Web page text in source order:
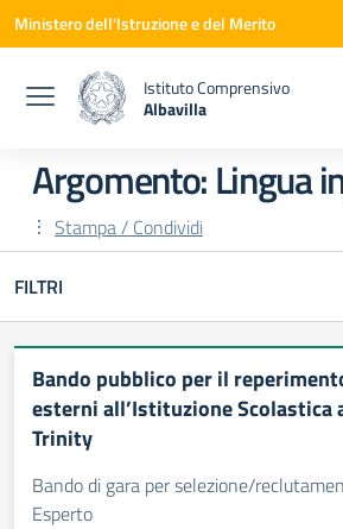
Vai ai contenuti
Vai al menu di navigazione
Vai al footer
Ministero dell'Istruzione e del Merito
Istituto Comprensivo
Albavilla
Argomento: Lingua
Stampa / Condividi
FILTRI
Bando pubblico per il
esterni all’Istituzione Scolastica
Trinity
Bando di gara per selezione/
Esperto